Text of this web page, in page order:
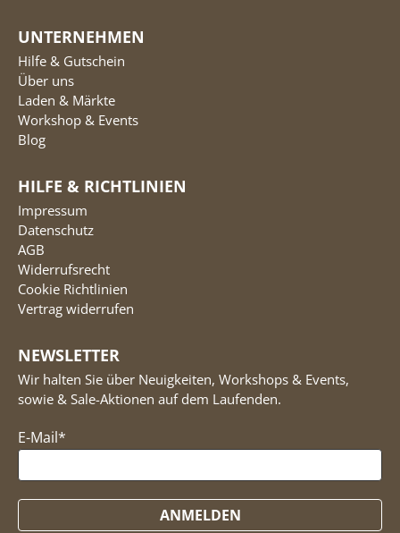
UNTERNEHMEN
Hilfe & Gutschein
Über uns
Laden & Märkte
Workshop & Events
Blog
HILFE & RICHTLINIEN
Impressum
Datenschutz
AGB
Widerrufsrecht
Cookie Richtlinien
Vertrag widerrufen
NEWSLETTER
Wir halten Sie über Neuigkeiten, Workshops & Events,
sowie & Sale-Aktionen auf dem Laufenden.
E-Mail*
ANMELDEN